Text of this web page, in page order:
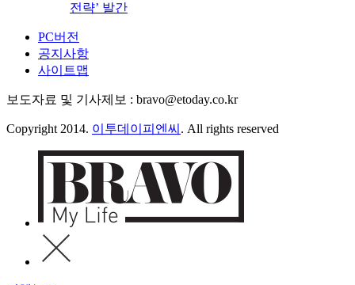
전략’ 발간
PC버전
공지사항
사이트맵
보도자료 및 기사제보 : bravo@etoday.co.kr
Copyright 2014. 이투데이피엔씨 . All rights reserved